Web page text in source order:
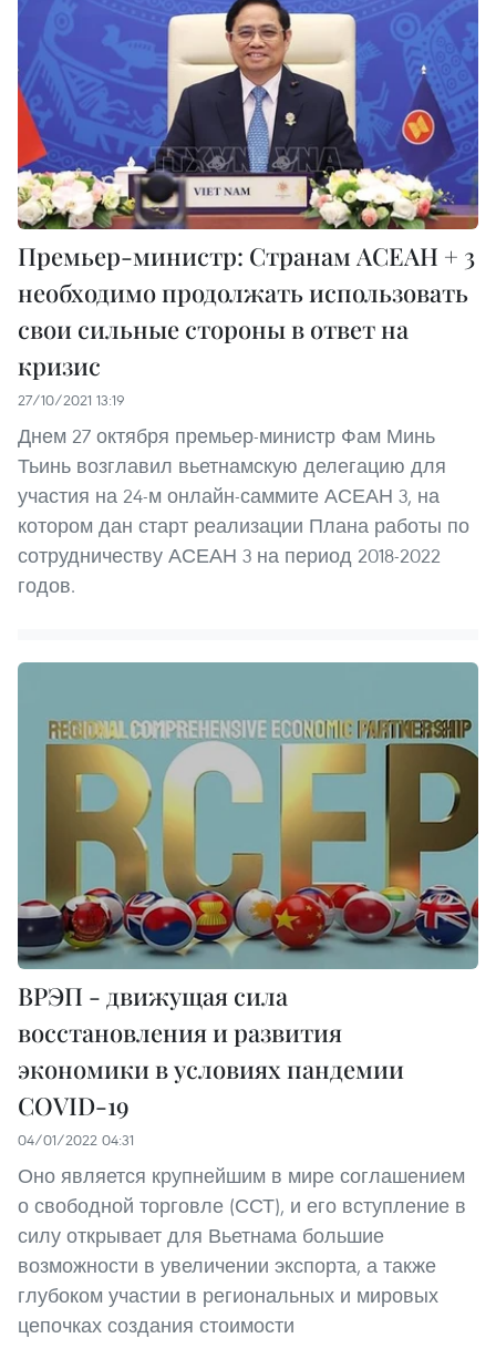
Премьер-министр: Странам АСЕАН + 3
необходимо продолжать использовать
свои сильные стороны в ответ на
кризис
27/10/2021 13:19
Днем 27 октября премьер-министр Фам Минь
Тьинь возглавил вьетнамскую делегацию для
участия на 24-м онлайн-саммите АСЕАН 3, на
котором дан старт реализации Плана работы по
сотрудничеству АСЕАН 3 на период 2018-2022
годов.
ВРЭП - движущая сила
восстановления и развития
экономики в условиях пандемии
COVID-19
04/01/2022 04:31
Оно является крупнейшим в мире соглашением
о свободной торговле (ССТ), и его вступление в
силу открывает для Вьетнама большие
возможности в увеличении экспорта, а также
глубоком участии в региональных и мировых
цепочках создания стоимости